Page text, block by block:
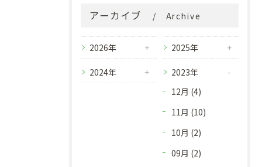
アーカイブ Archive
2026年 2025年
2024年
2023年
12月 (4)
11月 (10)
10月 (2)
09月 (2)